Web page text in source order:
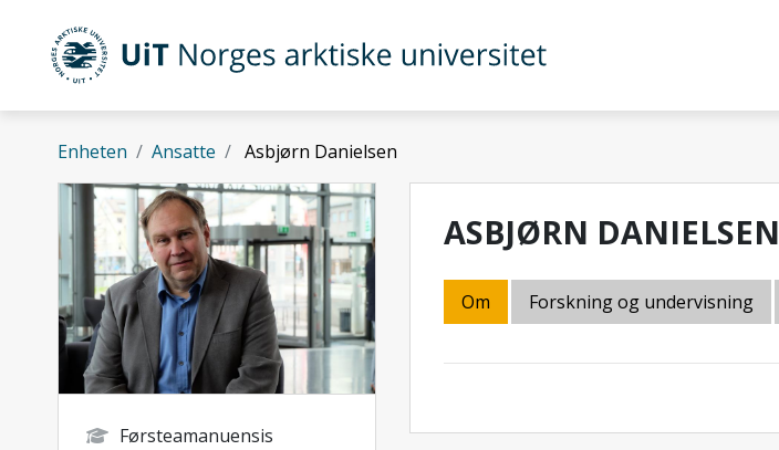
Gå til hovedinnhold
UiT Norges arktiske universitet
Enheten Ansatte Asbjørn Danielsen
Førsteamanuensis
ASBJØRN DANIELSEN
Om Forskning og undervisning